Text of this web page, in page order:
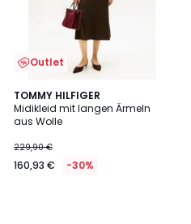
Outlet
TOMMY HILFIGER
Midikleid mit langen Ärmeln
aus Wolle
229,90 €
160,93 € -30%